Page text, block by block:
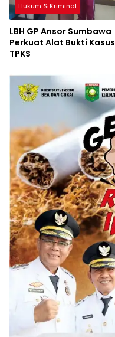
Hukum & Kriminal
LBH GP Ansor Sumbawa
Perkuat Alat Bukti Kasus
TPKS